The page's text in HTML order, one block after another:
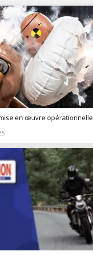
mise en œuvre opérationnelle